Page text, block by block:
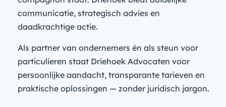
communicatie, strategisch advies en
daadkrachtige actie.
Als partner van ondernemers én als steun voor
particulieren staat Driehoek Advocaten voor
persoonlijke aandacht, transparante tarieven en
praktische oplossingen — zonder juridisch jargon.